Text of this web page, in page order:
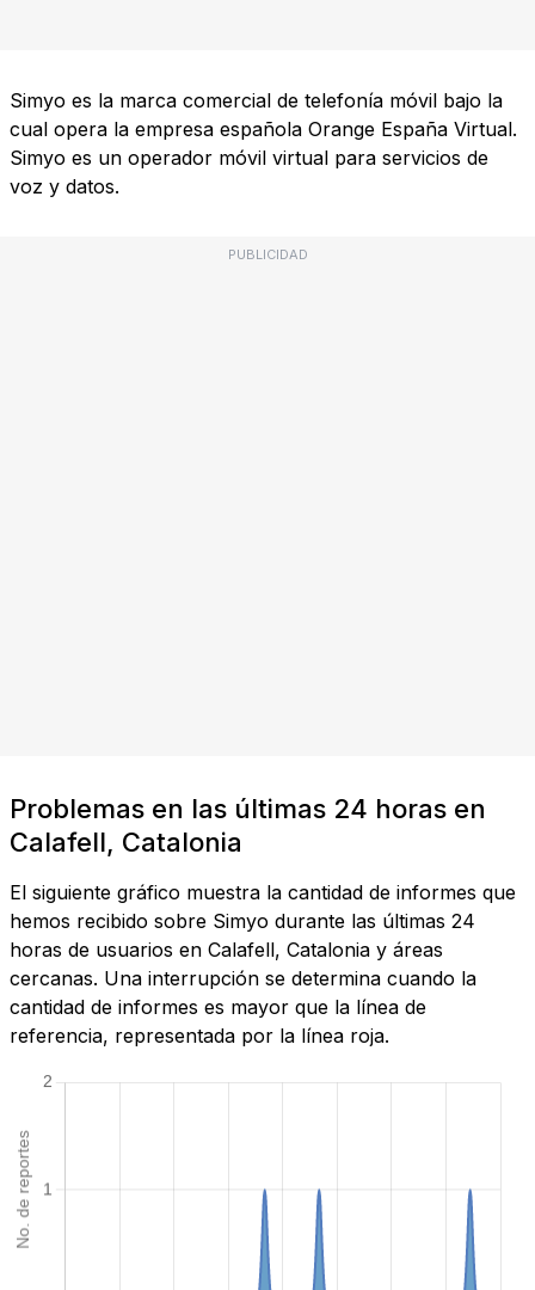
Simyo es la marca comercial de telefonía móvil bajo la
cual opera la empresa española Orange España Virtual.
Simyo es un operador móvil virtual para servicios de
voz y datos.
PUBLICIDAD
Problemas en las últimas 24 horas en
Calafell, Catalonia
El siguiente gráfico muestra la cantidad de informes que
hemos recibido sobre Simyo durante las últimas 24
horas de usuarios en Calafell, Catalonia y áreas
cercanas. Una interrupción se determina cuando la
cantidad de informes es mayor que la línea de
referencia, representada por la línea roja.